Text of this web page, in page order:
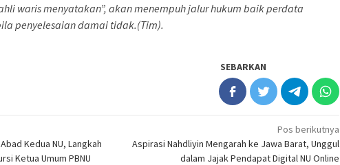
waris menyatakan”, akan menempuh jalur hukum baik perdata
penyelesaian damai tidak.(Tim).
SEBARKAN
Kedua NU, Langkah
Ketua Umum PBNU
Pos berikutnya
Aspirasi Nahdliyin Mengarah ke Jawa Barat, Unggul
dalam Jajak Pendapat Digital NU Online